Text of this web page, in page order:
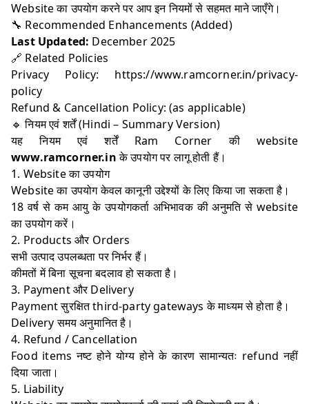
Website का उपयोग करने पर आप इन नियमों से सहमत माने जाएँगे।
🔧 Recommended Enhancements (Added)
Last Updated: December 2025
🔗 Related Policies
Privacy Policy: https://www.ramcorner.in/privacy-
policy
Refund & Cancellation Policy: (as applicable)
🔹 नियम एवं शर्तें (Hindi – Summary Version)
यह नियम एवं शर्तें Ram Corner की website
www.ramcorner.inके उपयोग पर लागू होती हैं।
1. Website का उपयोग
Website का उपयोग केवल कानूनी उद्देश्यों के लिए किया जा सकता है।
18 वर्ष से कम आयु के उपयोगकर्ता अभिभावक की अनुमति से website
का उपयोग करें।
2. Products और Orders
सभी उत्पाद उपलब्धता पर निर्भर हैं।
कीमतों में बिना सूचना बदलाव हो सकता है।
3. Payment और Delivery
Payment सुरक्षित third-party gateways के माध्यम से होता है।
Delivery समय अनुमानित है।
4. Refund / Cancellation
Food items नष्ट होने योग्य होने के कारण सामान्यतः refund नहीं
दिया जाता।
5. Liability